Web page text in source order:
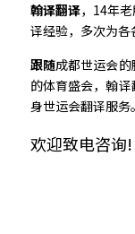
翰译翻译，14年
译经验，多次为各
跟随成都世运会
的体育盛会，翰
身世运会翻译服务。
欢迎致电咨询!